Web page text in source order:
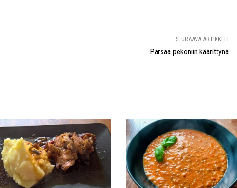
SEURAAVA ARTIKKELI
Parsaa pekoniin käärittynä